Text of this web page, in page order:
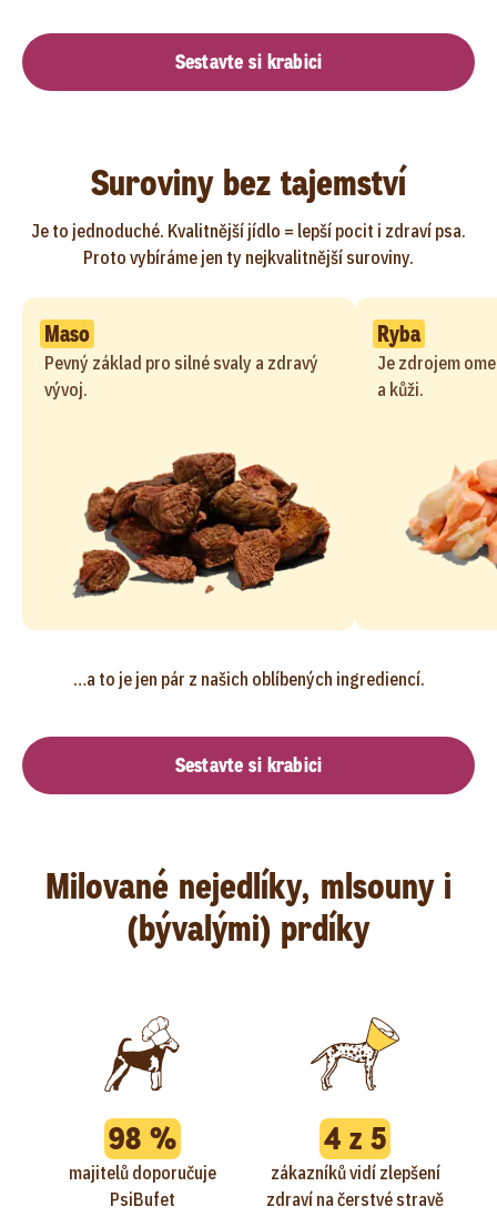
Sestavte si krabici
Suroviny bez tajemství
Je to jednoduché. Kvalitnější jídlo = lepší pocit i zdraví psa.
Proto vybíráme jen ty nejkvalitnější suroviny.
Maso
Pevný základ pro silné svaly a zdravý
vývoj.
Ryba
Je zdrojem
a kůži.
…a to je jen pár z našich oblíbených ingrediencí.
Sestavte si krabici
Milované nejedlíky, mlsouny i
(bývalými) prdíky
98 %
majitelů doporučuje
PsiBufet
4 z 5
zákazníků vidí zlepšení
zdraví na čerstvé stravě